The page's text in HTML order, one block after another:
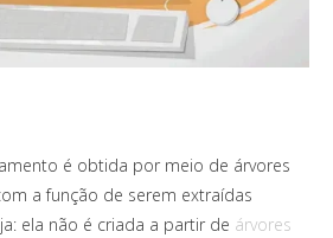
é obtida por meio de árvores
a função de serem extraídas
ela não é criada a partir de árvores